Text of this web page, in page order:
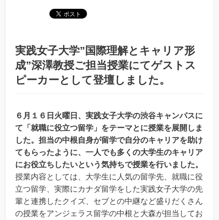
実践女子大学”国際理解とキャリア形
成”深澤教授ご担当授業にてゲストス
ピーカーとして登壇しました。
６月１６日火曜日、実践女子大学の渋谷キャンパスに
て「就職に役立つ留学」をテーマとに授業を展開しま
した。担当の中根自身が留学で自分のキャリアを助け
てもらったように、一人でも多くの大学生のキャリア
にお役立ちしたいという気持ちで授業を行いました。
授業内容としては、大学生に人気の留学先、就職に役
立つ留学、実際にカナダ留学をした実践女子大学の先
輩と連携したクイズ、セブとの中継など盛りだくさん
の授業をアンジェラス留学の中根と大森が担当してお